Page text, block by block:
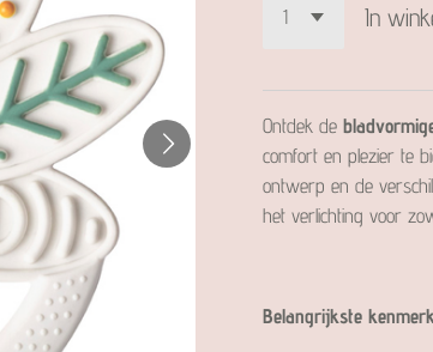
In
Ontdek de
comfort en plezier te
ontwerp en de
het verlichting voor
Belangrijkste